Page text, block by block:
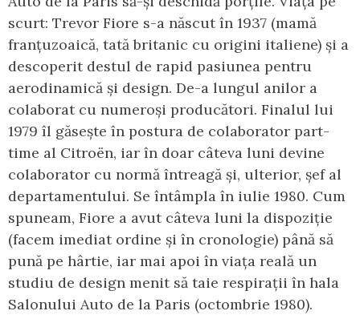
scurt: Trevor Fiore s-a născut în 1937 (mamă
franțuzoaică, tată britanic cu origini italiene) și a
descoperit destul de rapid pasiunea pentru
aerodinamică și design. De-a lungul anilor a
colaborat cu numeroși producători. Finalul lui
1979 îl găsește în postura de colaborator part-
time al Citroën, iar în doar câteva luni devine
colaborator cu normă întreagă și, ulterior, șef al
departamentului. Se întâmpla în iulie 1980. Cum
spuneam, Fiore a avut câteva luni la dispoziție
(facem imediat ordine și în cronologie) până să
pună pe hârtie, iar mai apoi în viața reală un
studiu de design menit să taie respirații în hala
Salonului Auto de la Paris (octombrie 1980).